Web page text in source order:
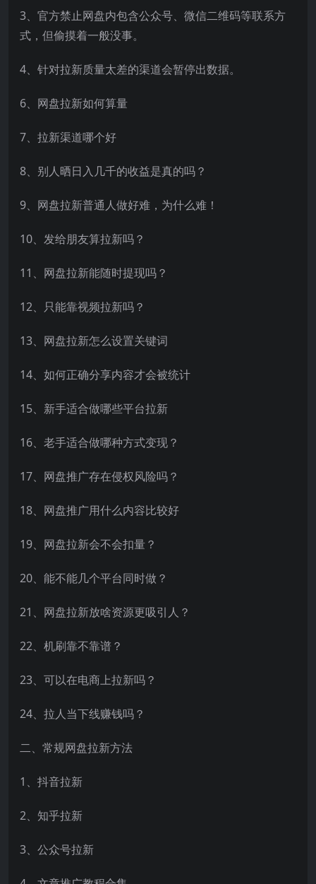
3、官方禁止网盘内包含公众号、微信二维码等联系方
式，但偷摸着一般没事。
4、针对拉新质量太差的渠道会暂停出数据。
6、网盘拉新如何算量
7、拉新渠道哪个好
8、别人晒日入几千的收益是真的吗？
9、网盘拉新普通人做好难，为什么难！
10、发给朋友算拉新吗？
11、网盘拉新能随时提现吗？
12、只能靠视频拉新吗？
13、网盘拉新怎么设置关键词
14、如何正确分享内容才会被统计
15、新手适合做哪些平台拉新
16、老手适合做哪种方式变现？
17、网盘推广存在侵权风险吗？
18、网盘推广用什么内容比较好
19、网盘拉新会不会扣量？
20、能不能几个平台同时做？
21、网盘拉新放啥资源更吸引人？
22、机刷靠不靠谱？
23、可以在电商上拉新吗？
24、拉人当下线赚钱吗？
二、常规网盘拉新方法
1、抖音拉新
2、知乎拉新
3、公众号拉新